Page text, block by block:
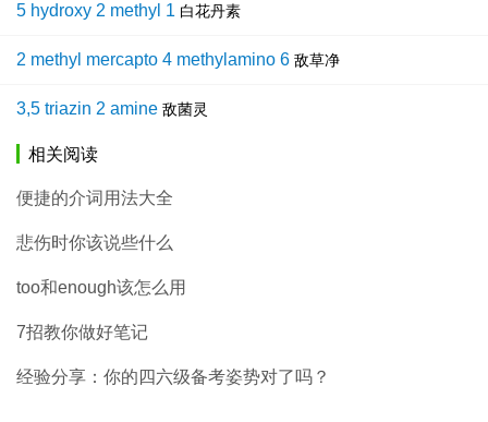
5 hydroxy 2 methyl 1 白花丹素
2 methyl mercapto 4 methylamino 6 敌草净
3,5 triazin 2 amine 敌菌灵
相关阅读
便捷的介词用法大全
悲伤时你该说些什么
too和enough该怎么用
7招教你做好笔记
经验分享：你的四六级备考姿势对了吗？